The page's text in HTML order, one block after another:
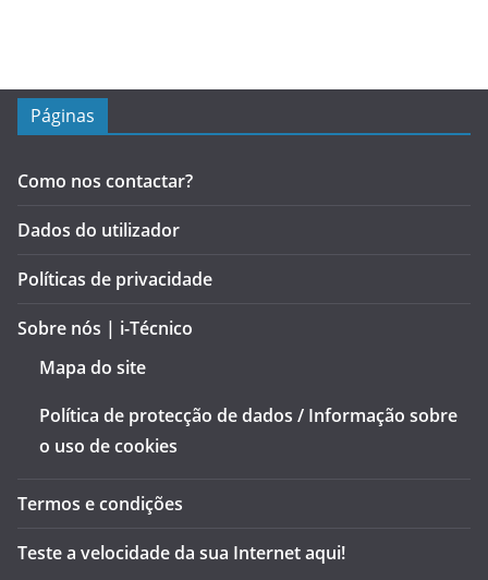
Páginas
Como nos contactar?
Dados do utilizador
Políticas de privacidade
Sobre nós | i-Técnico
Mapa do site
Política de protecção de dados / Informação sobre
o uso de cookies
Termos e condições
Teste a velocidade da sua Internet aqui!